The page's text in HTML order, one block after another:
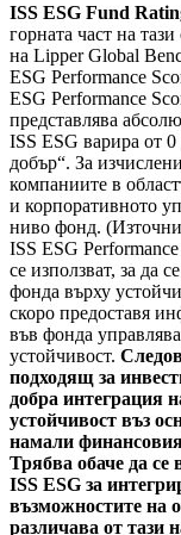
ISS ESG Fund
горната част на
на Lipper Global
ESG Performance
ESG Performance
представлява
ISS ESG варира от
добър“. За
компаниите в
и корпоративното
ниво фонд.
ISS ESG
се използват, за да
фонда върху
скоро предоставя
във фонда
устойчивост.
подходящ за
добра интеграция
устойчивост въз
намали
Трябва обаче да се
ISS ESG за
възможностите на
различава от тази